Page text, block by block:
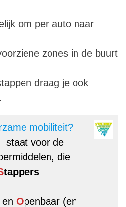
om per auto naar
zones in de buurt
draag je ook
mobiliteit?
staat voor de
die
tappers
enOpenbaar (en